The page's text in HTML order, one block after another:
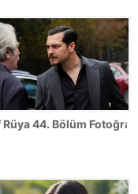
Rüya 44. Bölüm